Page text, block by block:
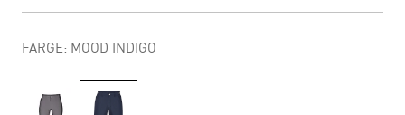
FARGE: MOOD INDIGO